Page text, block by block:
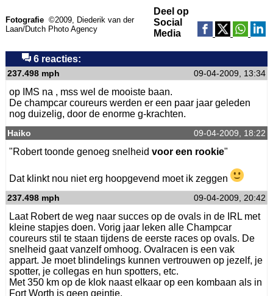
Fotografie ©2009, Diederik van der
Laan/Dutch Photo Agency
Deel op
Social
Media
6 reacties:
237.498 mph 09-04-2009, 13:34
op IMS na , mss wel de mooiste baan.
De champcar coureurs werden er een paar jaar geleden
nog duizelig, door de enorme g-krachten.
Haiko 09-04-2009, 18:22
"Robert toonde genoeg snelheid voor een rookie"
Dat klinkt nou niet erg hoopgevend moet ik zeggen
237.498 mph 09-04-2009, 20:42
Laat Robert de weg naar succes op de ovals in de IRL met
kleine stapjes doen. Vorig jaar leken alle Champcar
coureurs stil te staan tijdens de eerste races op ovals. De
snelheid gaat vanzelf omhoog. Ovalracen is een vak
appart. Je moet blindelings kunnen vertrouwen op jezelf, je
spotter, je collegas en hun spotters, etc.
Met 350 km op de klok naast elkaar op een kombaan als in
Fort Worth is geen geintje.